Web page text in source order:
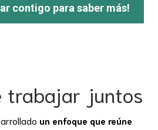
contigo para saber más!
trabajar juntos
un enfoque que reúne